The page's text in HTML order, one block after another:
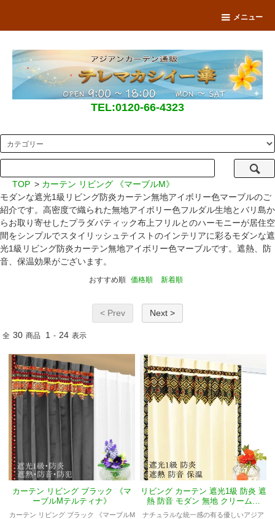
メニュー
TEL:0120-66-4323
TOP > カーテン リビング 《マーブルM》
モダンな遮光1級リビング防炎カーテン無地アイボリー色マーブルのご
紹介です。高密度で織られた無地アイボリー色フルダル生地とバリ島か
らお取り寄せしたプラダバティック布上フリルとのハーモニーが居住空
間をシンプルでスタイリッシュテイストのインテリアに彩るモダンな遮
光1級リビング防炎カーテン無地アイボリー色マーブルです。遮熱、防
音、保温効果がございます。
おすすめ順 価格順 新着順
< Prev Next >
全 30 商品 1 - 24 表示
カーテン リビング ブラック 《マ
ーブルMテルティナ》
カーテン リビング ブラック 《マーブルM
リビング カーテン 遮光1級 防炎 遮
熱 防音 モダン 無地 クリーム色
《マーブルMプルメリア》
ナチュラルな統一感の有る優しいアジア